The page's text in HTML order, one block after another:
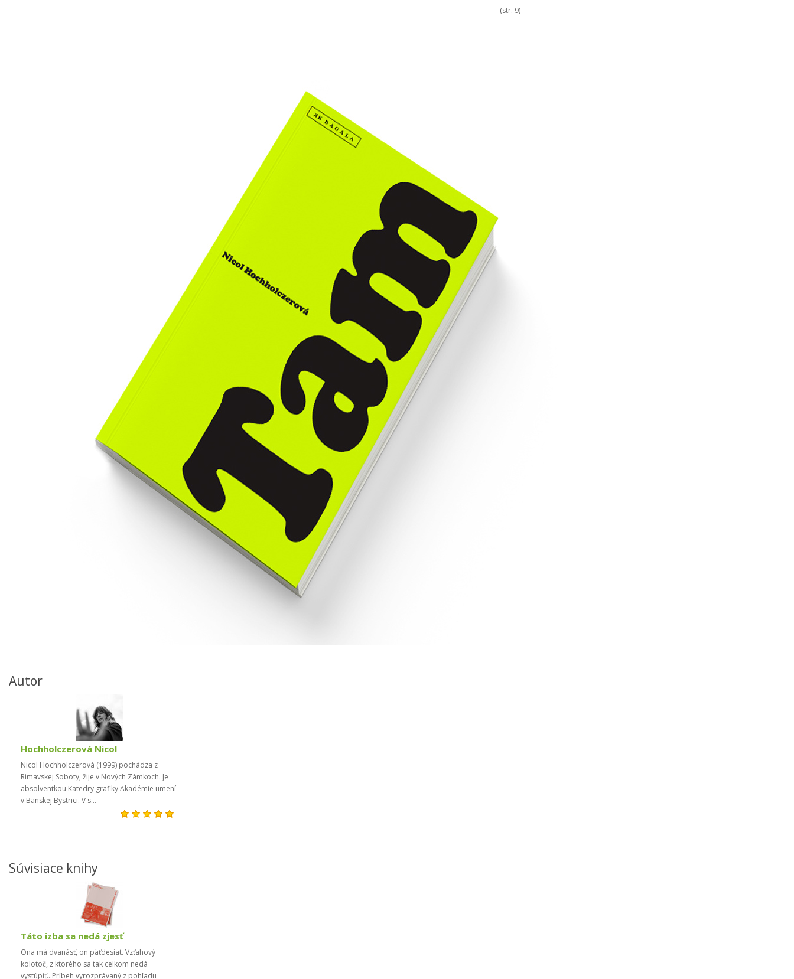
(str. 9)
Autor
Hochholczerová Nicol
Nicol Hochholczerová (1999) pochádza z
Rimavskej Soboty, žije v Nových Zámkoch. Je
absolventkou Katedry grafiky Akadémie umení
v Banskej Bystrici. V s...
Súvisiace knihy
Táto izba sa nedá zjesť
Ona má dvanásť, on päťdesiat. Vzťahový
kolotoč, z ktorého sa tak celkom nedá
vystúpiť...Príbeh vyrozprávaný z pohľadu